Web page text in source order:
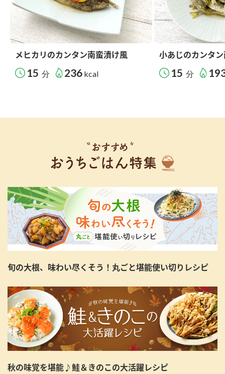
メヒカリのカンタン南蛮漬け風
15 分 236 kcal
小あじのカンタ
15 分
旬の大根、味わい尽くそう！丸ごと堪能使い切りレシピ
秋の味覚を堪能♪鮭＆きのこの大活躍レシピ